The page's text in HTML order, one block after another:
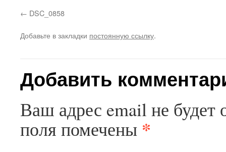
DSC_0858
Добавьте в закладки постоянную ссылку.
Добавить
Ваш адрес email не будет
поля помечены *